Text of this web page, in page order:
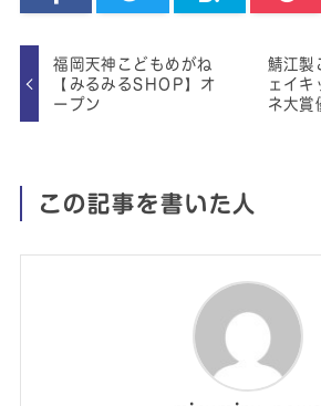
福岡天神こどもめがね
【みるみるSHOP】オ
ープン
鯖江製
ェイキ
ネ大賞
この記事を書いた人